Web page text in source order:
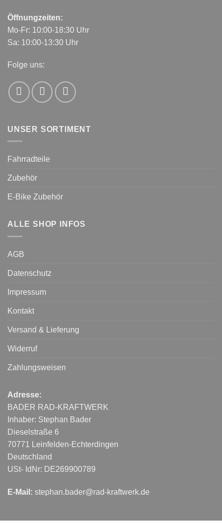
Öffnungzeiten:
Mo-Fr: 10:00-18:30 Uhr
Sa: 10:00-13:30 Uhr
Folge uns:
UNSER SORTIMENT
Fahrradteile
Zubehör
E-Bike Zubehör
ALLE SHOP INFOS
AGB
Datenschutz
Impressum
Kontakt
Versand & Lieferung
Widerruf
Zahlungsweisen
Adresse:
BADER RAD-KRAFTWERK
Inhaber: Stephan Bader
Dieselstraße 6
70771 Leinfelden-Echterdingen
Deutschland
USt- IdNr: DE269900789
E-Mail: stephan.bader@rad-kraftwerk.de